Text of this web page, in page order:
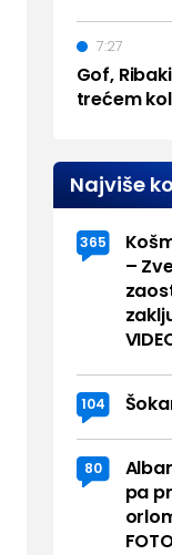
Gof,
trećem
7:27
Najviše
365
–
104
80
pa